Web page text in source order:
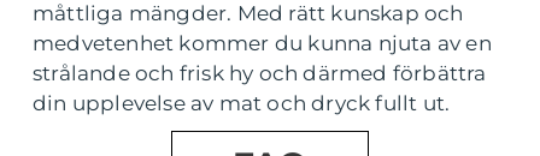
måttliga mängder. Med rätt kunskap och
medvetenhet kommer du kunna njuta av en
strålande och frisk hy och därmed förbättra
din upplevelse av mat och dryck fullt ut.